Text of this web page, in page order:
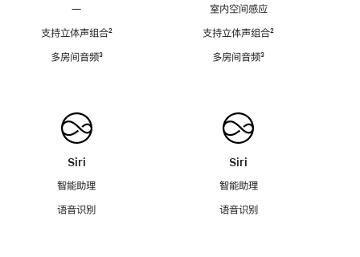
—
支持立体声组合脚
²
多房间音频脚
³
Siri
智能助理
语音识别
室内空间感应
支持立体声组合脚
²
多房间音频脚
³
Siri
智能助理
语音识别